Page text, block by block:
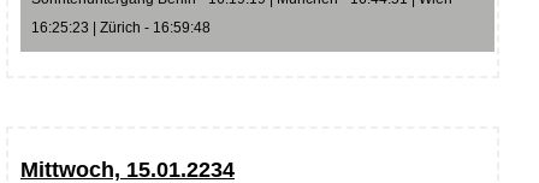
16:25:23 | Zürich - 16:59:48
Mittwoch, 15.01.2234